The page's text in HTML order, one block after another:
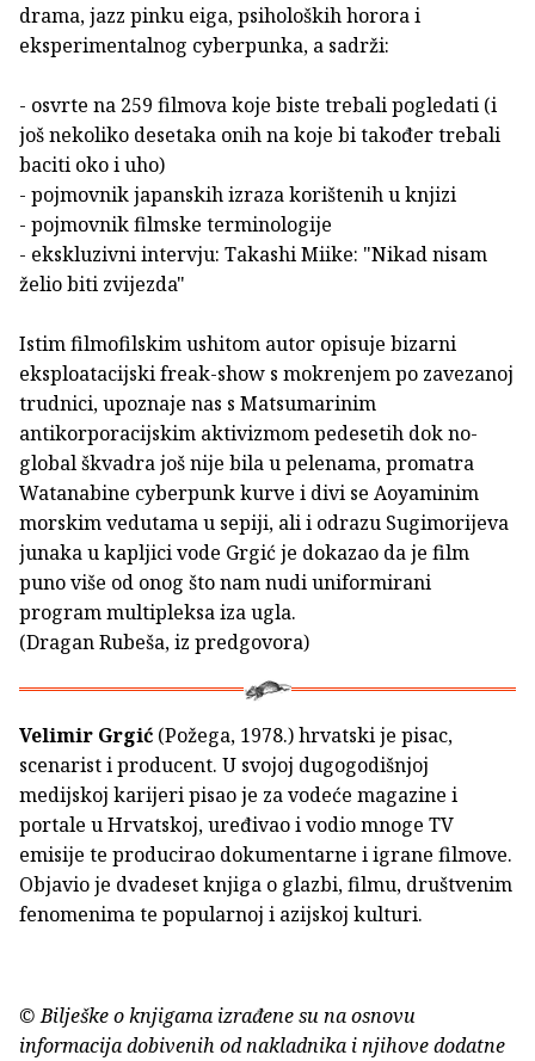
drama, jazz pinku eiga, psiholoških horora i
eksperimentalnog cyberpunka, a sadrži:
- osvrte na 259 filmova koje biste trebali pogledati (i
još nekoliko desetaka onih na koje bi također trebali
baciti oko i uho)
- pojmovnik japanskih izraza korištenih u knjizi
- pojmovnik filmske terminologije
- ekskluzivni intervju: Takashi Miike: "Nikad nisam
želio biti zvijezda"
Istim filmofilskim ushitom autor opisuje bizarni
eksploatacijski freak-show s mokrenjem po zavezanoj
trudnici, upoznaje nas s Matsumarinim
antikorporacijskim aktivizmom pedesetih dok no-
global škvadra još nije bila u pelenama, promatra
Watanabine cyberpunk kurve i divi se Aoyaminim
morskim vedutama u sepiji, ali i odrazu Sugimorijeva
junaka u kapljici vode Grgić je dokazao da je film
puno više od onog što nam nudi uniformirani
program multipleksa iza ugla.
(Dragan Rubeša, iz predgovora)
Velimir Grgić (Požega, 1978.) hrvatski je pisac,
scenarist i producent. U svojoj dugogodišnjoj
medijskoj karijeri pisao je za vodeće magazine i
portale u Hrvatskoj, uređivao i vodio mnoge TV
emisije te producirao dokumentarne i igrane filmove.
Objavio je dvadeset knjiga o glazbi, filmu, društvenim
fenomenima te popularnoj i azijskoj kulturi.
© Bilješke o knjigama izrađene su na osnovu
informacija dobivenih od nakladnika i njihove dodatne